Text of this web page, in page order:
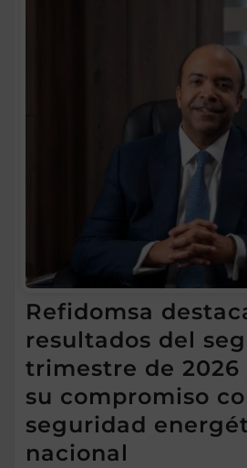
Refidomsa
resultados del
trimestre de 2026
su compromiso
seguridad
nacional